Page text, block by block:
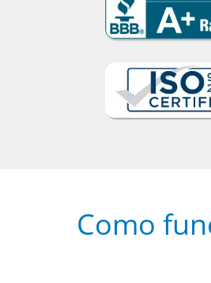
Como